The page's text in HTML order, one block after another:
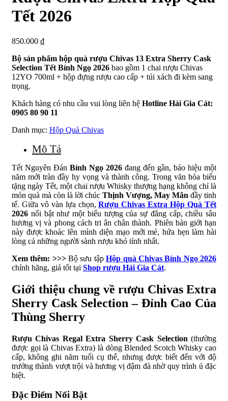
Tết 2026
850.000 ₫
Bộ sản phẩm hộp quà rượu Chivas 13 Extra Sherry Cask
Selection Tết Bính Ngọ 2026 bao gồm 1 chai rượu Chivas
12YO 700ml + hộp đựng rượu cao cấp + túi xách đi kèm sang
trọng.
Khách hàng có nhu cầu vui lòng liên hệ Hotline Hải Gia Cát:
0905 80 90 11
Danh mục: Hộp Quà Chivas
Mô Tả
Tết Nguyên Đán Bính Ngọ 2026 đang đến gần, báo hiệu một
năm mới tràn đầy hy vọng và thành công. Trong văn hóa biếu
tặng ngày Tết, một chai rượu Whisky thượng hạng không chỉ là
món quà mà còn là lời chúc Thịnh Vượng, May Mắn đầy tinh
tế. Giữa vô vàn lựa chọn,Rượu Chivas Extra Hộp Quà Tết
2026 nổi bật như một biểu tượng của sự đẳng cấp, chiều sâu
hương vị và phong cách tri ân chân thành. Phiên bản giới hạn
này được khoác lên mình diện mạo mới mẻ, hứa hẹn làm hài
lòng cả những người sành rượu khó tính nhất.
Xem thêm: >>>Bộ sưu tậpHộp quà Chivas Bính Ngọ 2026
chính hãng, giá tốt tại Shop rượu Hải Gia Cát.
Giới thiệu chung về rượu Chivas Extra
Sherry Cask Selection – Đỉnh Cao Của
Thùng Sherry
Rượu Chivas Regal Extra Sherry Cask Selection (thường
được gọi là Chivas Extra) là dòng Blended Scotch Whisky cao
cấp, không ghi năm tuổi cụ thể, nhưng được biết đến với độ
trưởng thành vượt trội và hương vị đậm đà nhờ quy trình ủ đặc
biệt.
Đặc Điểm Nổi Bật